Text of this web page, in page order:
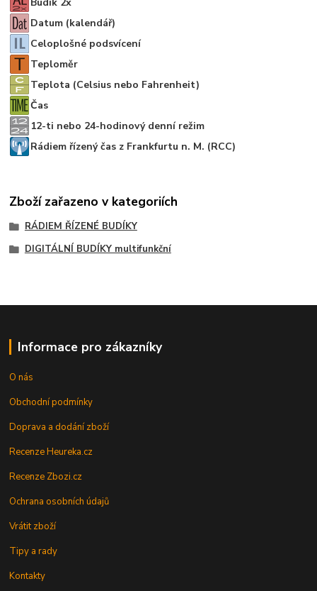
Datum (kalendář)
Celoplošné podsvícení
Teploměr
Teplota (Celsius nebo Fahrenheit)
Čas
12-ti nebo 24-hodinový denní režim
Rádiem řízený čas z Frankfurtu n. M. (RCC)
Zboží zařazeno v kategoriích
RÁDIEM ŘÍZENÉ BUDÍKY
DIGITÁLNÍ BUDÍKY multifunkční
Informace pro zákazníky
O nás
Obchodní podmínky
Doprava a dodání zboží
Recenze Heureka.cz
Recenze Zbozi.cz
Ochrana osobních údajů
Vrátit zboží
Tipy a rady
Kontakty